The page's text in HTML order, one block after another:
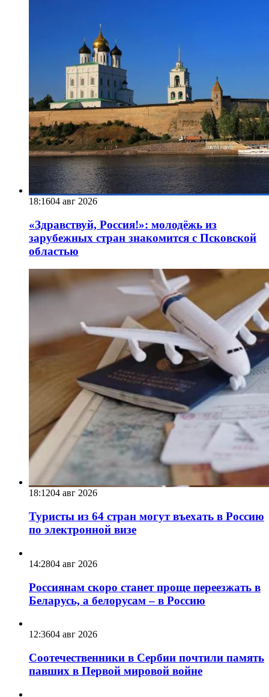
18:1604 авг 2026
«Здравствуй, Россия!»: молодёжь из
зарубежных стран знакомится с Псковской
областью
18:1204 авг 2026
Туристы из 64 стран могут въехать в Россию
по электронной визе
14:2804 авг 2026
Россиянам скоро станет проще переезжать в
Беларусь, а белорусам – в Россию
12:3604 авг 2026
Соотечественники в Сербии почтили память
павших в Первой мировой войне